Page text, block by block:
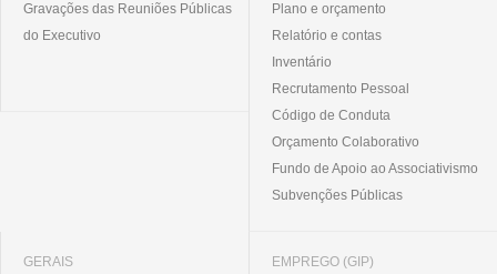
Gravações das Reuniões Públicas
do Executivo
Plano e orçamento
Relatório e contas
Inventário
Recrutamento Pessoal
Código de Conduta
Orçamento Colaborativo
Fundo de Apoio ao Associativismo
Subvenções Públicas
GERAIS EMPREGO (GIP)